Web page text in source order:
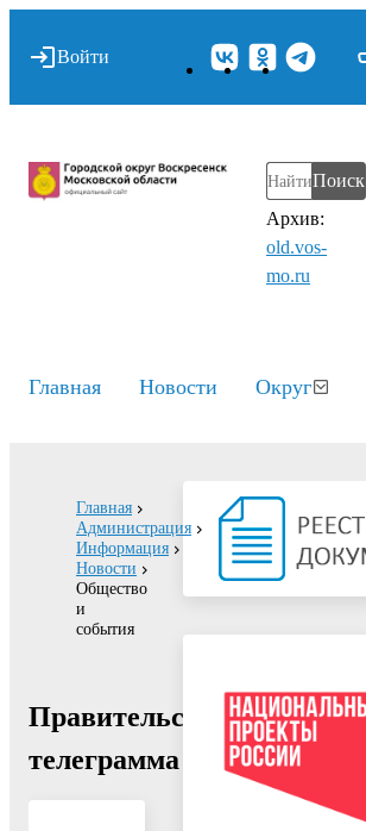
Войти
Поиск
Архив:
old.vos-
mo.ru
Главная Новости Округ
Главная
Администрация
Информация
Новости
Общество
и
события
Правительственная
телеграмма